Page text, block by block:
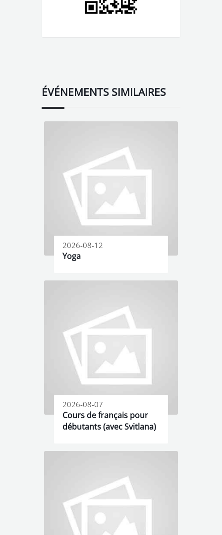
ÉVÉNEMENTS SIMILAIRES
2026-08-12
Yoga
2026-08-07
Cours de français pour
débutants (avec Svitlana)